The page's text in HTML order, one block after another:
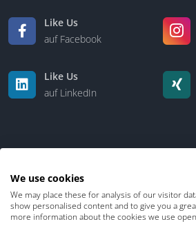
Like Us
auf Facebook
Like Us
auf LinkedIn
Kontakt
We use cookies
We may place these for analysis of our visitor
show personalised content and to give you a
more information about the cookies we use